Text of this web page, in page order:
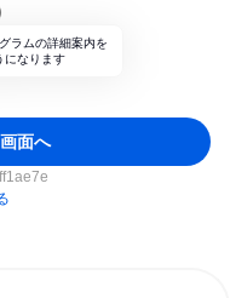
ラムの詳細案内を
になります
面へ